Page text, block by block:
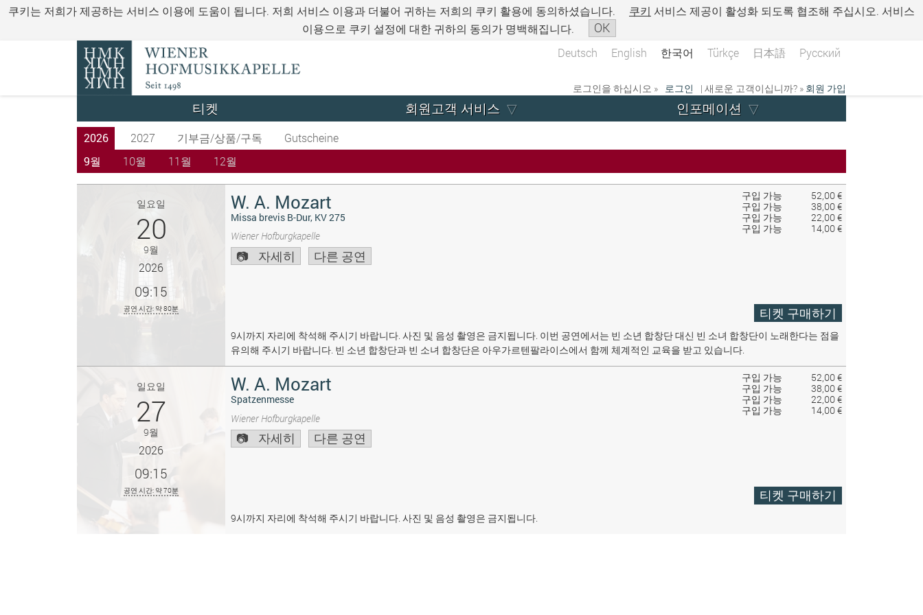
쿠키는 저희가 제공하는 서비스 이용에 도움이 됩니다. 저희 서비스 이용과 더불어 귀하는 저희의 쿠키 활용에 동의하셨습니다. 쿠키 서비스 제공이 활성화 되도록 협조해 주십시오. 서비스
이용으로 쿠키 설정에 대한 귀하의 동의가 명백해집니다.
OK
Deutsch English 한국어 Türkçe 日本語 Русский
로그인을 하십시오 » 로그인 | 새로운 고객이십니까? » 회원 가입
티켓 회원고객 서비스 인포메이션
2026 2027 기부금/상품/구독
Gutscheine
9월
10월 11월 12월
구입 가능
52,00 €
구입 가능
38,00 €
구입 가능
22,00 €
구입 가능
14,00 €
일요일
20
9월
2026
09:15
공연 시간: 약 80분
W. A. Mozart
Missa brevis B-Dur, KV 275
Wiener Hofburgkapelle
자세히 다른 공연
티켓 구매하기
9시까지 자리에 착석해 주시기 바랍니다. 사진 및 음성 촬영은 금지됩니다. 이번 공연에서는 빈 소년 합창단 대신 빈 소녀 합창단이 노래한다는 점을
유의해 주시기 바랍니다. 빈 소년 합창단과 빈 소녀 합창단은 아우가르텐팔라이스에서 함께 체계적인 교육을 받고 있습니다.
구입 가능
52,00 €
구입 가능
38,00 €
구입 가능
22,00 €
구입 가능
14,00 €
일요일
27
9월
2026
09:15
공연 시간: 약 70분
W. A. Mozart
Spatzenmesse
Wiener Hofburgkapelle
자세히 다른 공연
티켓 구매하기
9시까지 자리에 착석해 주시기 바랍니다. 사진 및 음성 촬영은 금지됩니다.